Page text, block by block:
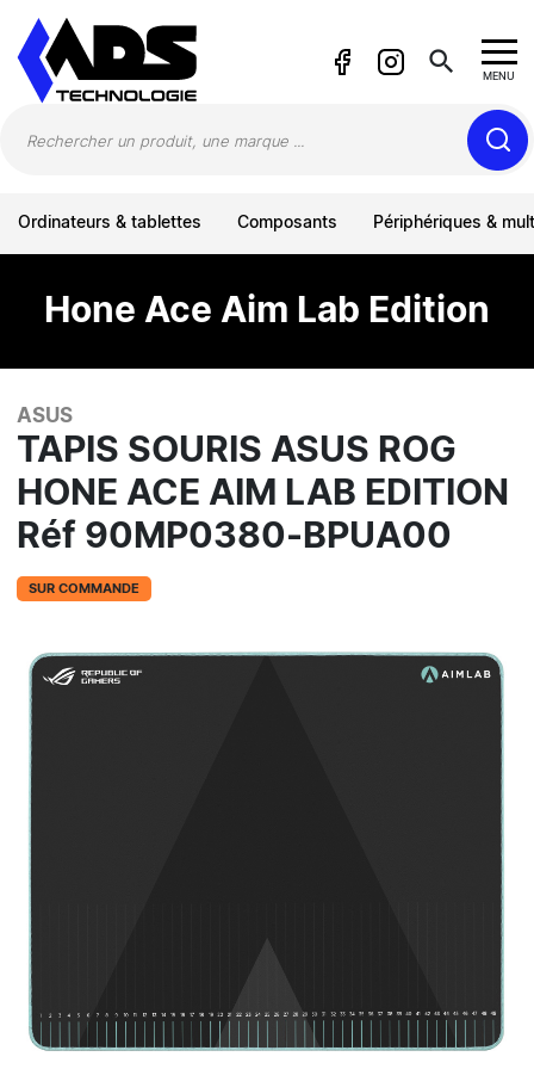
search MENU
Ordinateurs & tablettes Composants Périphériques &
Hone Ace Aim Lab Edition
ASUS
TAPIS SOURIS ASUS ROG
HONE ACE AIM LAB EDITION
Réf 90MP0380-BPUA00
SUR COMMANDE